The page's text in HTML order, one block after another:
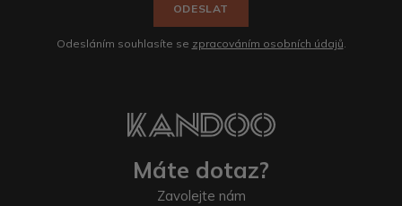
ODESLAT
Odesláním souhlasíte se zpracováním osobních údajů
Máte dotaz?
Zavolejte nám